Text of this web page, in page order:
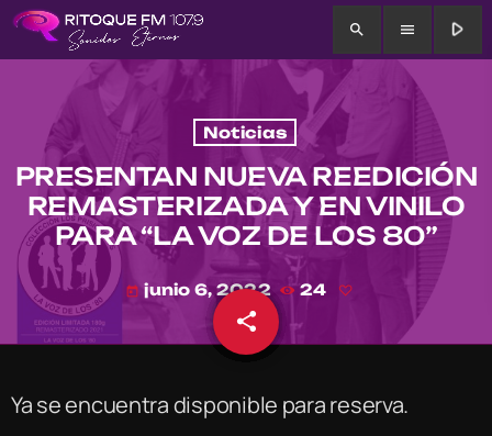
search menu play_arrow
Noticias
PRESENTAN NUEVA REEDICIÓN
REMASTERIZADA Y EN VINILO
PARA “LA VOZ DE LOS 80”
today junio 6, 2022 24
share
email
Ya se encuentra disponible para reserva.